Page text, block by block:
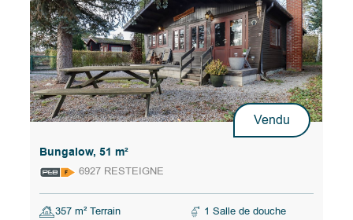
Vendu
Bungalow, 51 m²
6927 RESTEIGNE
357 m² Terrain
1 Salle de douche